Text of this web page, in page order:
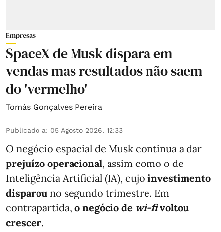
Empresas
SpaceX de Musk dispara em
vendas mas resultados não saem
do 'vermelho'
Tomás Gonçalves Pereira
Publicado a: 05 Agosto 2026, 12:33
O negócio espacial de Musk continua a dar
prejuízo operacional, assim como o de
Inteligência Artificial (IA), cujo investimento
disparou no segundo trimestre. Em
contrapartida, o negócio de wi-fivoltou
crescer.